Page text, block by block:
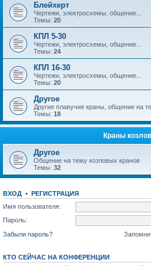
Блейхерт
Чертежи, электросхемы, общение...
Темы: 20
КПЛ 5-30
Чертежи, электросхемы, общение...
Темы: 24
КПЛ 16-30
Чертежи, электросхемы, общение...
Темы: 20
Другое
Другие плавучие краны, общение на
Темы: 18
Краны
Другое
Общение на тему козловых кранов
Темы: 32
ВХОД • РЕГИСТРАЦИЯ
Имя пользователя:
Пароль:
Забыли пароль?
КТО СЕЙЧАС НА КОНФЕРЕНЦИИ